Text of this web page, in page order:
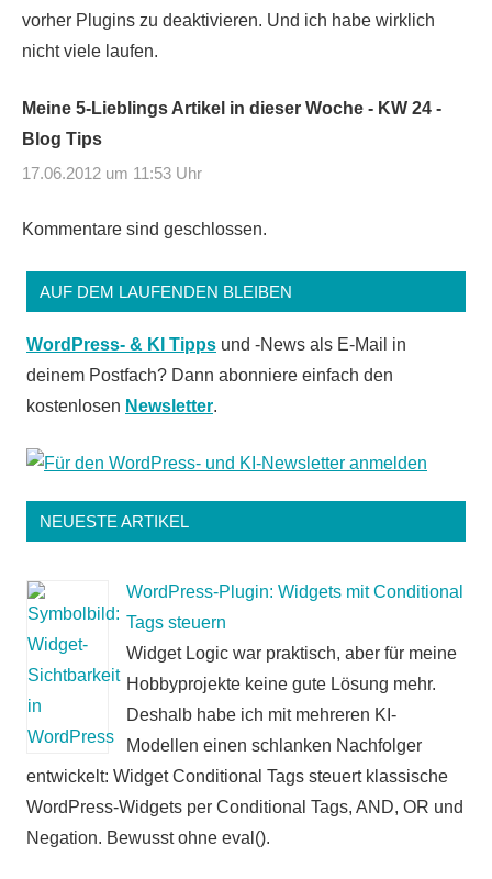
vorher Plugins zu deaktivieren. Und ich habe wirklich
nicht viele laufen.
Meine 5-Lieblings Artikel in dieser Woche - KW 24 -
Blog Tips
17.06.2012 um 11:53 Uhr
Kommentare sind geschlossen.
AUF DEM LAUFENDEN BLEIBEN
WordPress- & KI Tipps und -News als E-Mail in
deinem Postfach? Dann abonniere einfach den
kostenlosen Newsletter.
NEUESTE ARTIKEL
WordPress-Plugin: Widgets mit Conditional
Tags steuern
Widget Logic war praktisch, aber für meine
Hobbyprojekte keine gute Lösung mehr.
Deshalb habe ich mit mehreren KI-
Modellen einen schlanken Nachfolger
entwickelt: Widget Conditional Tags steuert klassische
WordPress-Widgets per Conditional Tags, AND, OR und
Negation. Bewusst ohne eval().